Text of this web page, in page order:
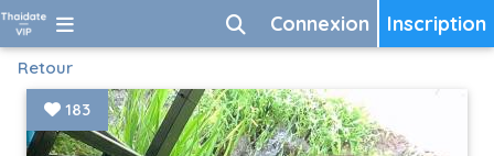
Inscription
Connexion
Retour
183